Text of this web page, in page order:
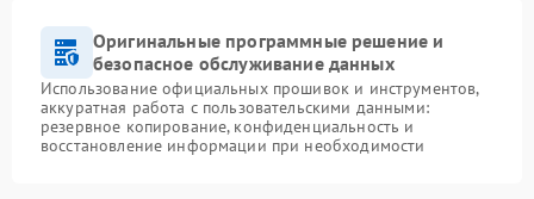
Оригинальные программные решение и
безопасное обслуживание данных
Использование официальных прошивок и инструментов,
аккуратная работа с пользовательскими данными:
резервное копирование, конфиденциальность и
восстановление информации при необходимости